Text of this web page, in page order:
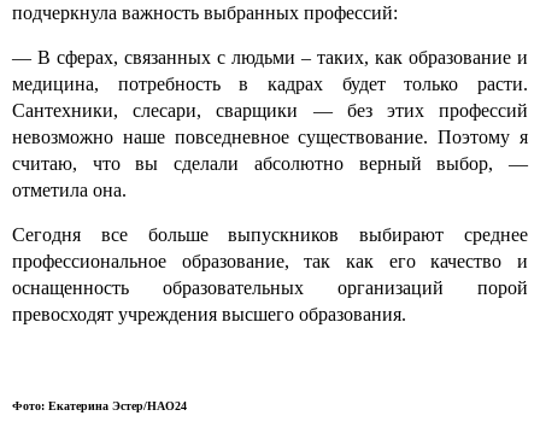
подчеркнула важность выбранных профессий:
— В сферах, связанных с людьми – таких, как образование и
медицина, потребность в кадрах будет только расти.
Сантехники, слесари, сварщики — без этих профессий
невозможно наше повседневное существование. Поэтому я
считаю, что вы сделали абсолютно верный выбор, —
отметила она.
Сегодня все больше выпускников выбирают среднее
профессиональное образование, так как его качество и
оснащенность образовательных организаций порой
превосходят учреждения высшего образования.
Фото: Екатерина Эстер/НАО24